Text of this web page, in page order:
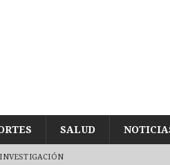
SALUD